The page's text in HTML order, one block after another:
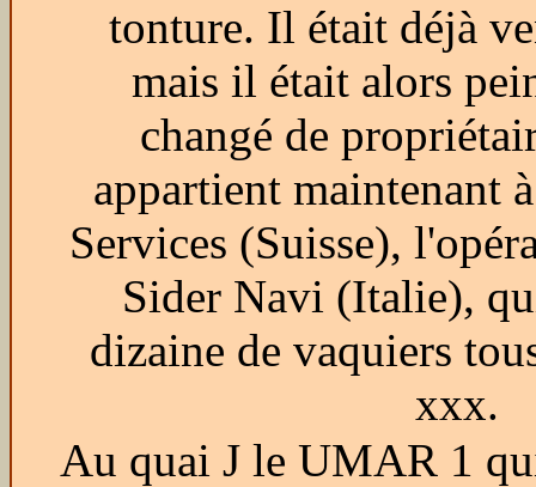
tonture. Il était déjà
mais il était alors
changé de
appartient maintenant
Services (Suisse),
Sider Navi (Italie),
dizaine de vaquiers
xxx.
Au quai J le UMAR 1